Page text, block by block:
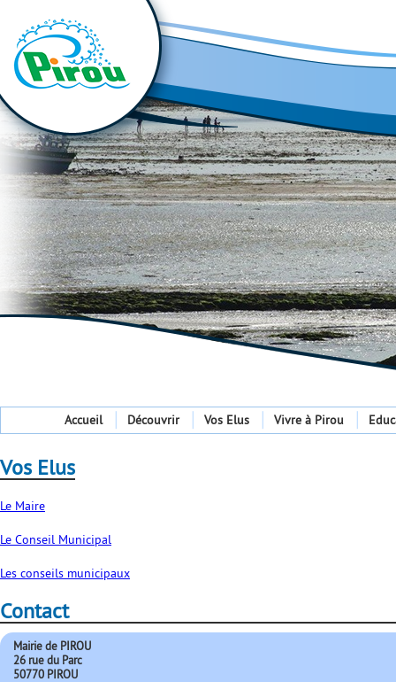
Accueil Découvrir Vos Elus Vivre à Pirou
Vos Elus
Le Maire
Le Conseil Municipal
Les conseils municipaux
Contact
Mairie de PIROU
26 rue du Parc
50770 PIROU